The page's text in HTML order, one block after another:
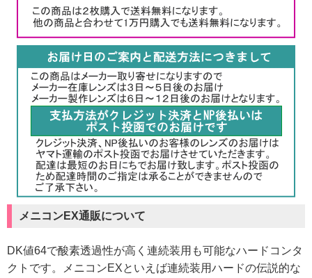
メニコンEX通販について
DK値64で酸素透過性が高く連続装用も可能なハードコンタ
クトです。メニコンEXといえば連続装用ハードの伝説的な